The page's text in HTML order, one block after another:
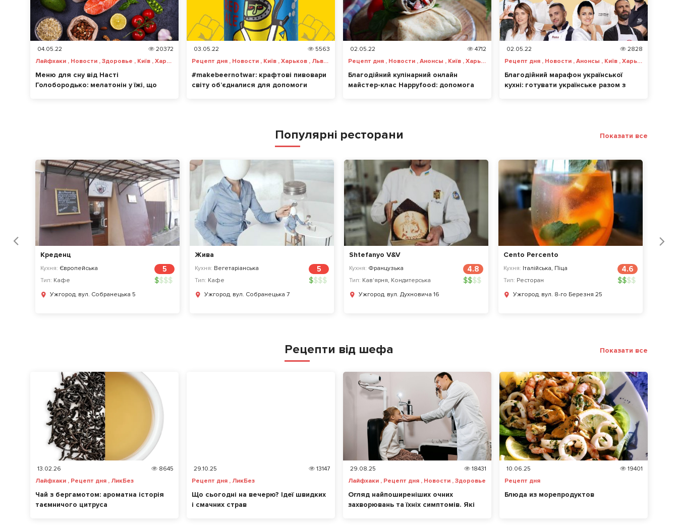
04.05.22
20372
Лайфхаки , Новости , Здоровье , Київ , Харьков , Львов , Одесса , Днепр , Запорожье , Винница , Чернигов , Черкассы , Ужгород , Херсон , Николаев
Меню для сну від Насті
Голобородько: мелатонін у їжі, що
03.05.22
5563
Рецепт дня , Новости , Київ , Харьков , Львов , Одесса , Днепр , Запорожье , Винница , Чернигов , Черкассы , Ужгород , Херсон , Николаев
#makebeernotwar: крафтові пивовари
світу об’єдналися для допомоги
02.05.22
4712
Рецепт дня , Новости , Анонсы , Київ , Харьков , Львов , Одесса , Днепр , Запорожье , Винница , Чернигов , Черкассы , Ужгород , Херсон , Николаев
Благодійний кулінарний онлайн
майстер-клас Happyfood: допомога
02.05.22
2828
Рецепт дня , Новости , Анонсы , Київ , Харьков , Львов , Одесса , Днепр , Запорожье , Винница , Чернигов , Черкассы , Ужгород , Херсон , Николаев
Благодійний марафон української
кухні: готувати українське разом з
Популярні ресторани Показати все
Креденц
Кухня: Європейська
Тип: Кафе
5
$$$$
Ужгород, вул. Собранецька 5
Жива
Кухня: Вегетаріанська
Тип: Кафе
5
$$$$
Ужгород, вул. Собранецька 7
Shtefanyo V&V
Кухня: Французька
Тип: Кав'ярня, Кондитерська
4.8
$$$$
Ужгород, вул. Духновича 16
Cento Percento
Кухня: Італійська, Піца
Тип: Ресторан
4.6
$$$$
Ужгород, вул. 8-го Березня 25
Рецепти від шефа Показати все
13.02.26
8645
Лайфхаки , Рецепт дня , ЛикБез
Чай з бергамотом: ароматна історія
таємничого цитруса
29.10.25
13147
Рецепт дня , ЛикБез
Що сьогодні на вечерю? Ідеї швидких
і смачних страв
29.08.25
18431
Лайфхаки , Рецепт дня , Новости , Здоровье
Огляд найпоширеніших очних
захворювань та їхніх симптомів. Які
10.06.25
19401
Рецепт дня
Блюда из морепродуктов